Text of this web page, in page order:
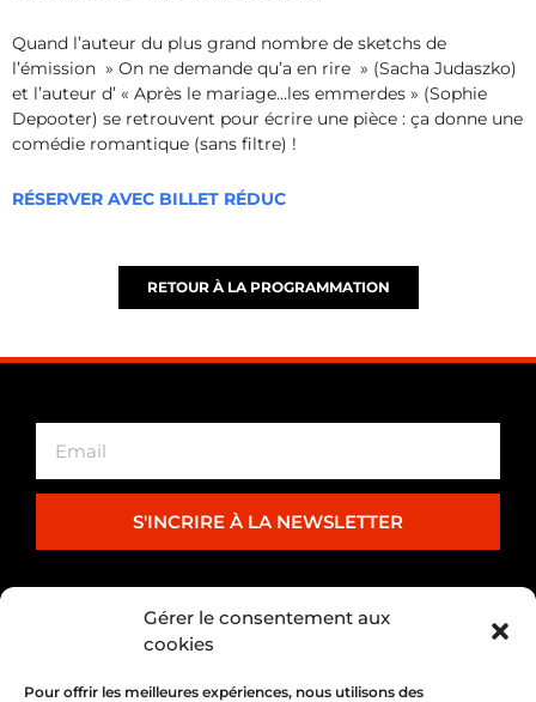
Gérer le consentement aux
cookies
Pour offrir les meilleures expériences, nous utilisons des
Quand l’auteur du plus grand nombre de sketchs de
l’émission » On ne demande qu’a en rire » (Sacha Judaszko)
et l’auteur d’ « Après le mariage…les emmerdes » (Sophie
Depooter) se retrouvent pour écrire une pièce : ça donne une
comédie romantique (sans filtre) !
RÉSERVER AVEC BILLET RÉDUC
RETOUR À LA PROGRAMMATION
S'INCRIRE À LA NEWSLETTER
PARTENARIAT